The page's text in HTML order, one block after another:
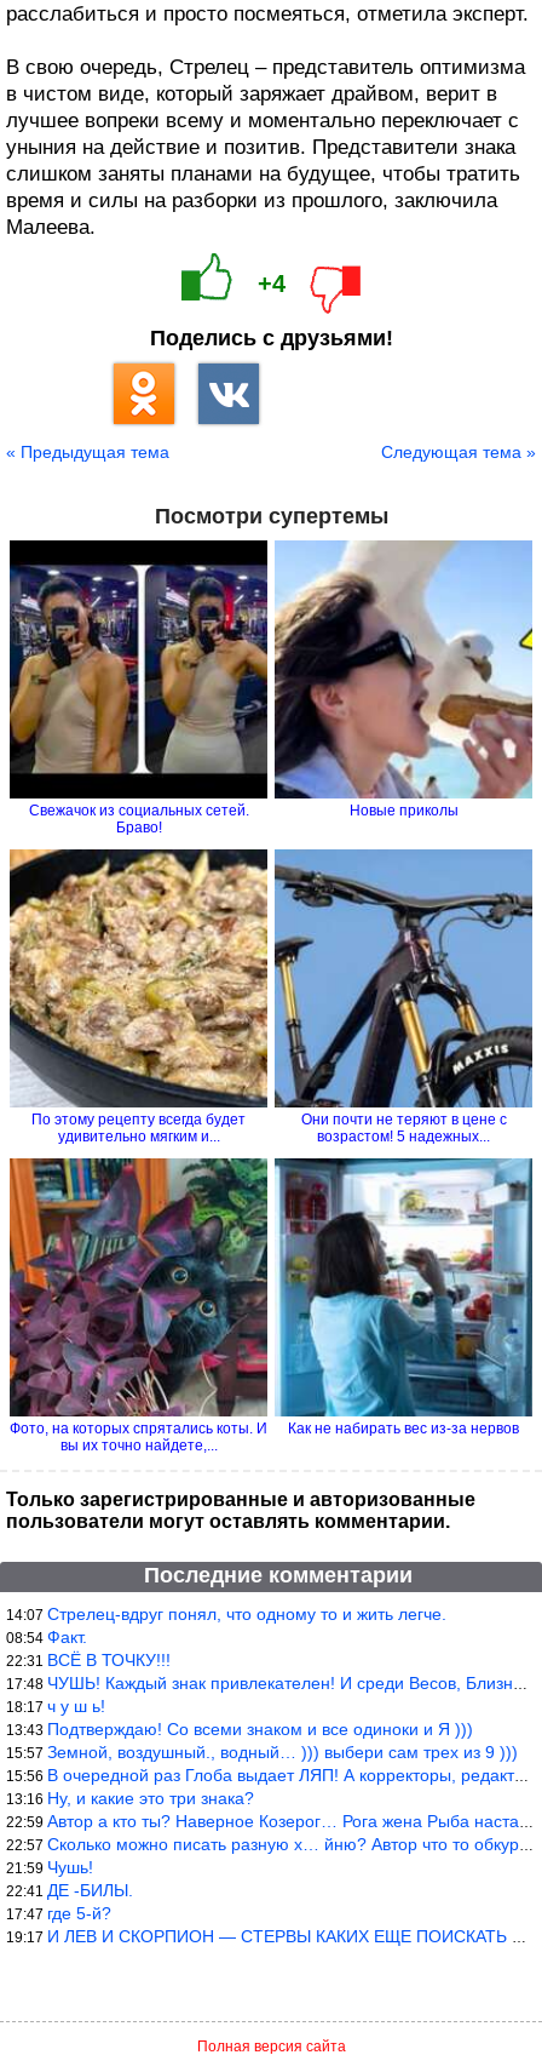
расслабиться и просто посмеяться, отметила эксперт.
В свою очередь, Стрелец – представитель оптимизма
в чистом виде, который заряжает драйвом, верит в
лучшее вопреки всему и моментально переключает с
уныния на действие и позитив. Представители знака
слишком заняты планами на будущее, чтобы тратить
время и силы на разборки из прошлого, заключила
Малеева.
+4
Поделись с друзьями!
« Предыдущая тема Следующая тема »
Посмотри супертемы
Свежачок из социальных сетей.
Браво!
Новые приколы
По этому рецепту всегда будет
удивительно мягким и...
Они почти не теряют в цене с
возрастом! 5 надежных...
Фото, на которых спрятались коты. И
вы их точно найдете,...
Как не набирать вес из-за нервов
Только зарегистрированные и авторизованные
пользователи могут оставлять комментарии.
Последние комментарии
14:07 Стрелец-вдруг понял, что одному то и жить легче.
08:54 Факт.
22:31 ВСЁ В ТОЧКУ!!!
17:48 ЧУШЬ! Каждый знак привлекателен! И среди Весов, Близнецов встреч
18:17 ч у ш ь!
13:43 Подтверждаю! Со всеми знаком и все одиноки и Я )))
15:57 Земной, воздушный., водный… ))) выбери сам трех из 9 )))
15:56 В очередной раз Глоба выдает ЛЯП! А корректоры, редакторы пропус
13:16 Ну, и какие это три знака?
22:59 Автор а кто ты? Наверное Козерог… Рога жена Рыба наставила ))
22:57 Сколько можно писать разную х… йню? Автор что то обкурился?
21:59 Чушь!
22:41 ДЕ -БИЛЫ.
17:47 где 5-й?
19:17 И ЛЕВ И СКОРПИОН — СТЕРВЫ КАКИХ ЕЩЕ ПОИСКАТЬ НАДО
Полная версия сайта